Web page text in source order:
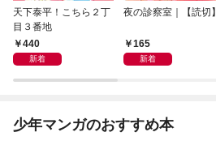
天下泰平！こちら２丁
目３番地
440
新着
夜の診察室｜【読切】
165
新着
少年マンガのおすすめ本